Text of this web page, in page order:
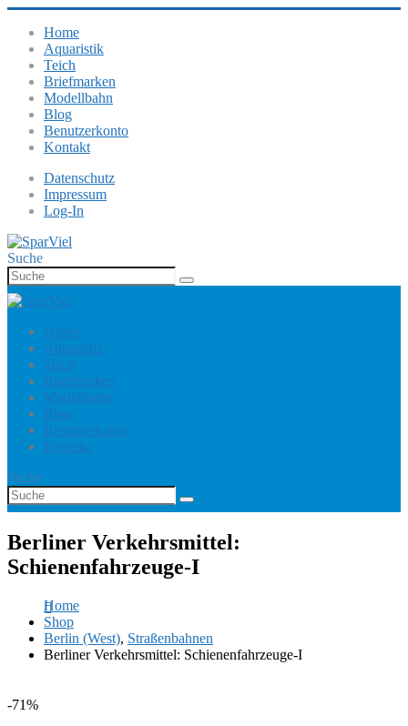
Home
Aquaristik
Teich
Briefmarken
Modellbahn
Blog
Benutzerkonto
Kontakt
Datenschutz
Impressum
Log-In
Suche
Home
Aquaristik
Teich
Briefmarken
Modellbahn
Blog
Benutzerkonto
Kontakt
Suche
Berliner Verkehrsmittel:
Schienenfahrzeuge-I
Home
Shop
Berlin (West), Straßenbahnen
Berliner Verkehrsmittel: Schienenfahrzeuge-I
-71%